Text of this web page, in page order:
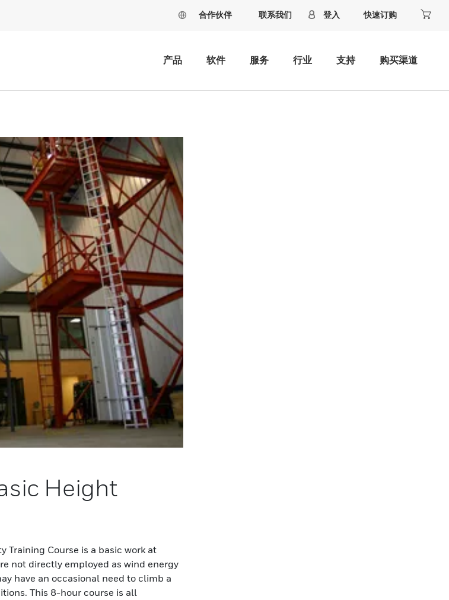
合作伙伴 联系我们 登入 快速订购
产品 软件 服务 行业 支持 购买渠道
Height
Training Course is a basic work at
not directly employed as wind energy
have an occasional need to climb a
This 8-hour course is all